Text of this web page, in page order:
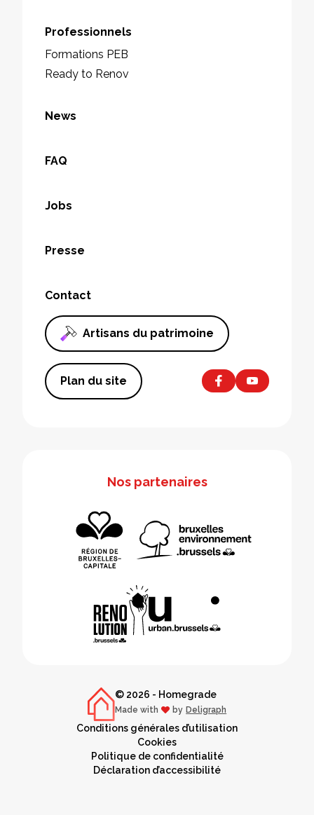
Professionnels
Formations PEB
Ready to Renov
News
FAQ
Jobs
Presse
Contact
Artisans du patrimoine
Plan du site
Nos partenaires
© 2026 - Homegrade
Made with love
by Deligraph
Conditions générales d’utilisation
Cookies
Politique de confidentialité
Déclaration d’accessibilité